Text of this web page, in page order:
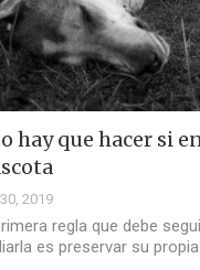
hay que hacer si
2019
regla que debe
es preservar su